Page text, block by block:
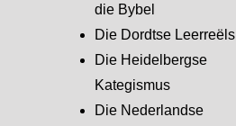
die Bybel
Die Dordtse Leerreëls
Die Heidelbergse
Kategismus
Die Nederlandse